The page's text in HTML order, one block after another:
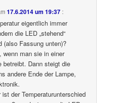
17.6.2014 um 19:37 :
eigentlich immer
die LED „stehend“
(also Fassung unten)?
wenn man sie in einer
betreibt. Dann steigt die
andere Ende der Lampe,
ist der Temperaturunterschied